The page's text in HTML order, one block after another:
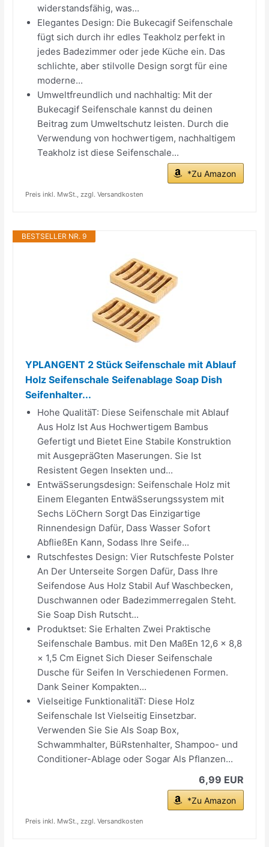
widerstandsfähig, was...
Elegantes Design: Die Bukecagif Seifenschale
fügt sich durch ihr edles Teakholz perfekt in
jedes Badezimmer oder jede Küche ein. Das
schlichte, aber stilvolle Design sorgt für eine
moderne...
Umweltfreundlich und nachhaltig: Mit der
Bukecagif Seifenschale kannst du deinen
Beitrag zum Umweltschutz leisten. Durch die
Verwendung von hochwertigem, nachhaltigem
Teakholz ist diese Seifenschale...
*Zu Amazon
Preis inkl. MwSt., zzgl. Versandkosten
BESTSELLER NR. 9
YPLANGENT 2 Stück Seifenschale mit Ablauf
Holz Seifenschale Seifenablage Soap Dish
Seifenhalter...
Hohe QualitäT: Diese Seifenschale mit Ablauf
Aus Holz Ist Aus Hochwertigem Bambus
Gefertigt und Bietet Eine Stabile Konstruktion
mit AusgepräGten Maserungen. Sie Ist
Resistent Gegen Insekten und...
EntwäSserungsdesign: Seifenschale Holz mit
Einem Eleganten EntwäSserungssystem mit
Sechs LöChern Sorgt Das Einzigartige
Rinnendesign Dafür, Dass Wasser Sofort
AbfließEn Kann, Sodass Ihre Seife...
Rutschfestes Design: Vier Rutschfeste Polster
An Der Unterseite Sorgen Dafür, Dass Ihre
Seifendose Aus Holz Stabil Auf Waschbecken,
Duschwannen oder Badezimmerregalen Steht.
Sie Soap Dish Rutscht...
Produktset: Sie Erhalten Zwei Praktische
Seifenschale Bambus. mit Den MaßEn 12,6 × 8,8
× 1,5 Cm Eignet Sich Dieser Seifenschale
Dusche für Seifen In Verschiedenen Formen.
Dank Seiner Kompakten...
Vielseitige FunktionalitäT: Diese Holz
Seifenschale Ist Vielseitig Einsetzbar.
Verwenden Sie Sie Als Soap Box,
Schwammhalter, BüRstenhalter, Shampoo- und
Conditioner-Ablage oder Sogar Als Pflanzen...
6,99 EUR
*Zu Amazon
Preis inkl. MwSt., zzgl. Versandkosten